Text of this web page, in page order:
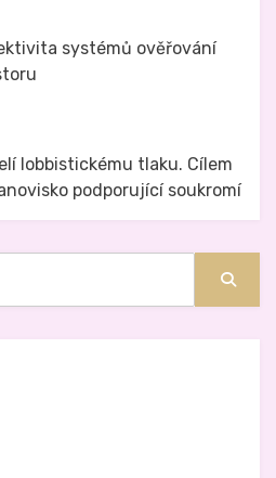
systémů ověřování
lobbistickému tlaku. Cílem
podporující soukromí